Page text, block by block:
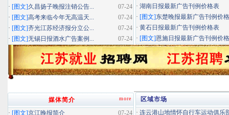
· 湖南日报最新广告刊例价格表
· [图文]东楚晚报最新广告刊例价
· 黄石日报最新广告刊例价格表
· [图文]恩施日报最新广告刊例价
07-24
· [图文]久昌扬子晚报注销公告...
07-24
· [图文]高考来临今年无高温天...
07-24
· [图文]齐光江苏经济报分立公...
07-24
· [图文]无锡日报酒水广告案例...
区域市场
· 连云港山地情怀自行车运动俱乐
more
媒体简介
07-24
· [图文]京江晚报简介